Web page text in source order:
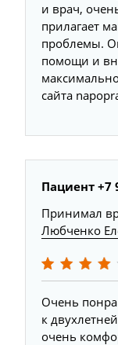
и врач,
прилагает
проблемы.
помощи и
сайта
Пациент +7
Принимал
Любченко
Очень
к
очень